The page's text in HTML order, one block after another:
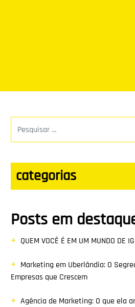
categorias
Posts em
QUEM VOCÊ É EM UM MUNDO DE
Marketing em Uberlândia: O
Empresas que Crescem
Agência de Marketing: O que ela